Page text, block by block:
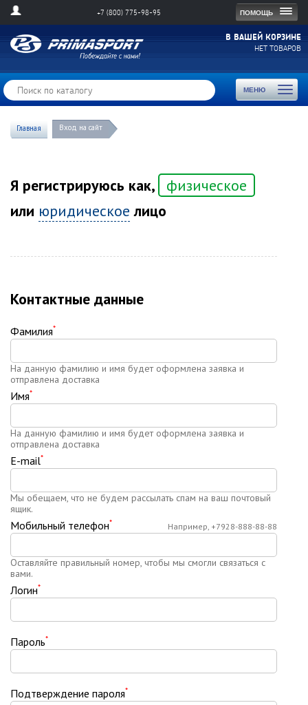
ПОМОЩЬ
+7 (800) 775-98-95
В ВАШЕЙ КОРЗИНЕ
НЕТ ТОВАРОВ
МЕНЮ
Toggle
Главная Вход на сайт
Я регистрируюсь как,
физическое
или юридическое лицо
Контактные данные
Фамилия*
На данную фамилию и имя будет оформлена заявка и
отправлена доставка
Имя*
На данную фамилию и имя будет оформлена заявка и
отправлена доставка
E-mail*
Мы обещаем, что не будем рассылать спам на ваш почтовый
ящик.
Мобильный телефон*
Оставляйте правильный номер, чтобы мы смогли связаться с
вами.
Например, +7928-888-88-88
Логин*
Пароль*
Подтверждение пароля*